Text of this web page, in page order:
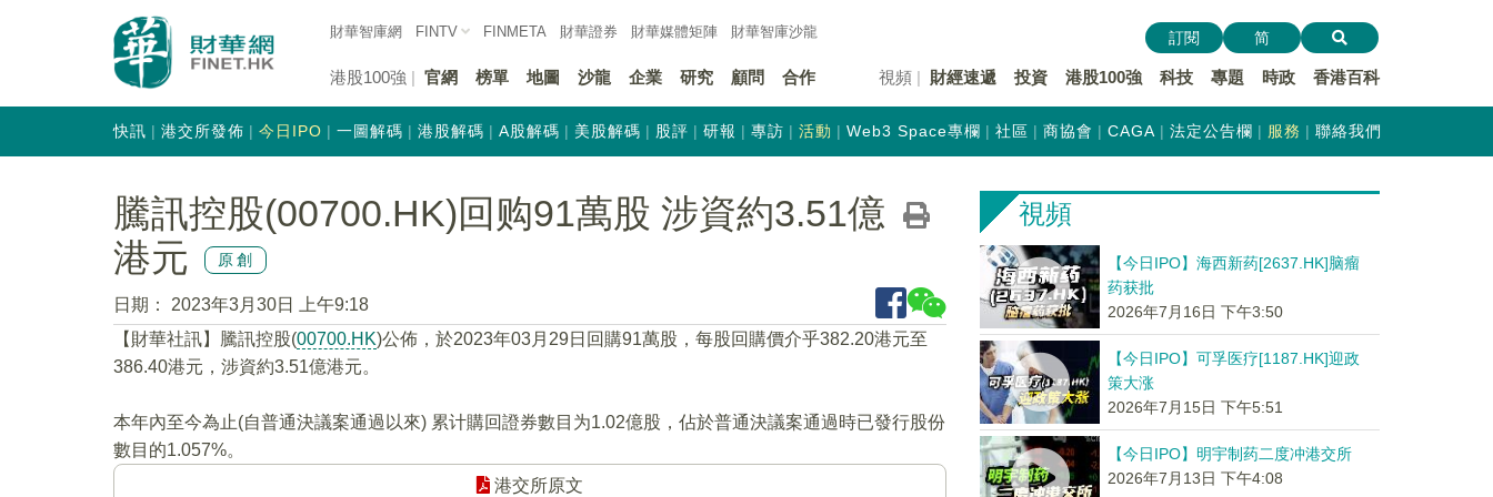
財華智庫網 FINTV FINMETA 財華證券 財華媒體矩陣 財華智庫沙龍
港股100強 官網 榜單 地圖 沙龍 企業 研究 顧問 合作 視頻 財經速遞 投資 港股100強 科技 專題 時政 香港百科
訂閱 简
快訊 港交所發佈 今日IPO 一圖解碼 港股解碼 A股解碼 美股解碼 股評 研報 專訪 活動 Web3 Space專欄 社區 商協會 CAGA 法定公告欄 服務 聯絡我們
騰訊控股(00700.HK)回购91萬股 涉資約3.51億
港元
原創
日期：
2023年3月30日 上午9:18
【財華社訊】騰訊控股(00700.HK)公佈，於2023年03月29日回購91萬股，每股回購價介乎382.20港元至
386.40港元，涉資約3.51億港元。
本年內至今為止(自普通決議案通過以來) 累计購回證券數目为1.02億股，佔於普通決議案通過時已發行股份
數目的1.057%。
港交所原文
視頻
【今日IPO】海西新药[2637.HK]脑瘤
药获批
2026年7月16日 下午3:50
【今日IPO】可孚医疗[1187.HK]迎政
策大涨
2026年7月15日 下午5:51
【今日IPO】明宇制药二度冲港交所
2026年7月13日 下午4:08